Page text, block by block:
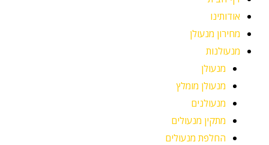
אודותינו
מחירון מנעולן
מנעולנות
מנעולן
מנעולן מומלץ
מנעולנים
מתקין מנעולים
החלפת מנעולים